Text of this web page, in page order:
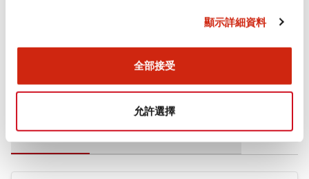
顯示詳細資料
全部接受
允許選擇
文件和檔案
型錄和宣傳手冊 CAD檔 認證與標準 技術文件